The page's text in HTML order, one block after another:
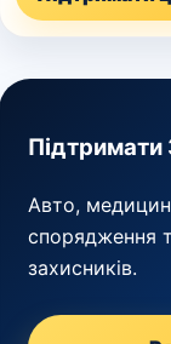
Авто,
спорядження
захисників.